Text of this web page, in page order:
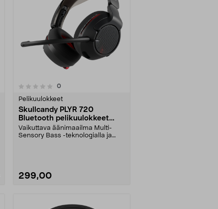
0
Pelikuulokkeet
Skullcandy PLYR 720
Bluetooth pelikuulokkeet
mikrofonilla, musta
Vaikuttava äänimaailma Multi-
Sensory Bass -teknologialla ja
299,00